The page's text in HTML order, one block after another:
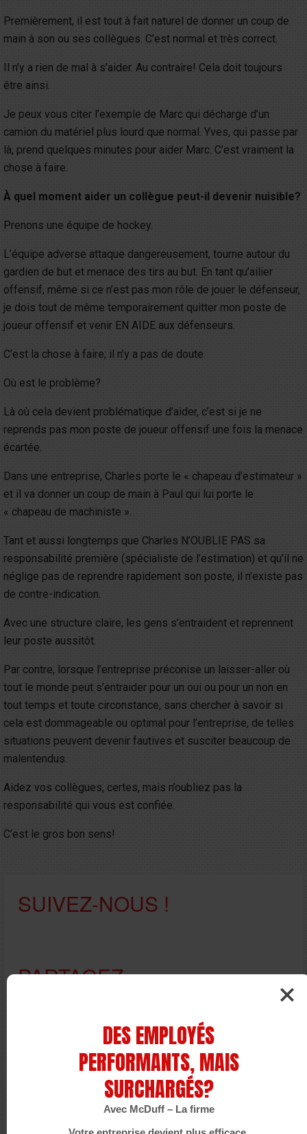
Premièrement, il est tout à fait naturel de donner un coup de
main à son ou ses collègues. C’est normal et très correct.
Il n’y a rien de mal à s’aider. Au contraire! Cela doit toujours
être ainsi.
Je peux vous citer l’exemple de Marc qui décharge d’un
camion du matériel plus lourd que normal. Yves, qui passe par
là, prend quelques minutes pour aider Marc. C’est vraiment la
chose à faire.
À quel moment aider un collègue peut-il devenir nuisible?
Prenons une équipe de hockey.
L’équipe adverse attaque dangereusement, tourne autour du
gardien de but et menace des tirs au but. En tant qu’ailier
offensif, même si ce n’est pas mon rôle de jouer le défenseur,
je dois tout de même temporairement quitter mon poste de
joueur offensif et venir EN AIDE aux défenseurs.
C’est la chose à faire; il n’y a pas de doute.
Où est le problème?
Là où cela devient problématique d’aider, c’est si je ne
reprends pas mon poste de joueur offensif une fois la menace
écartée.
Dans une entreprise, Charles porte le « chapeau d’estimateur »
et il va donner un coup de main à Paul qui lui porte le
« chapeau de machiniste ».
Tant et aussi longtemps que Charles N’OUBLIE PAS sa
responsabilité première (spécialiste de l’estimation) et qu’il ne
néglige pas de reprendre rapidement son poste, il n’existe pas
de contre-indication.
Avec une structure claire, les gens s’entraident et reprennent
leur poste aussitôt.
Par contre, lorsque l’entreprise préconise un laisser-aller où
tout le monde peut s’entraider pour un oui ou pour un non en
tout temps et toute circonstance, sans chercher à savoir si
cela est dommageable ou optimal pour l’entreprise, de telles
situations peuvent devenir fautives et susciter beaucoup de
malentendus.
Aidez vos collègues, certes, mais n’oubliez pas la
responsabilité qui vous est confiée.
C’est le gros bon sens!
SUIVEZ-NOUS !
PARTAGEZ
ARCHIVES
DES EMPLOYÉS
PERFORMANTS, MAIS
SURCHARGÉS?
Avec McDuff – La firme